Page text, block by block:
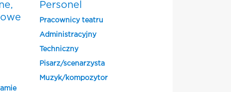
Personel
Pracownicy teatru
Administracyjny
Techniczny
Pisarz/scenarzysta
Muzyk/kompozytor